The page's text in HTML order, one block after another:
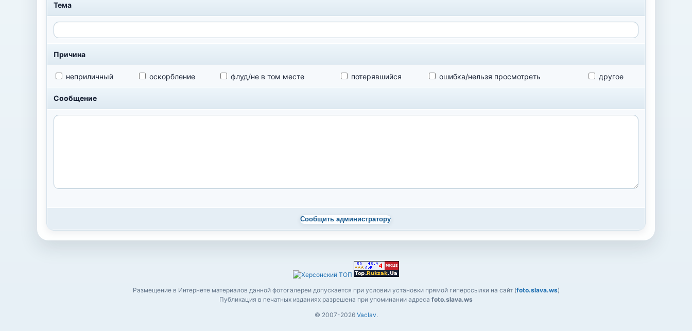
Тема
Причина
неприличный оскорбление флуд/не в том месте потерявшийся ошибка/нельзя просмотреть другое
Сообщение
Сообщить администратору
Размещение в Интернете материалов данной фотогалереи допускается при условии установки прямой гиперссылки на сайт (foto.slava.ws)
Публикация в печатных изданиях разрешена при упоминании адреса foto.slava.ws
© 2007-2026 Vaclav.